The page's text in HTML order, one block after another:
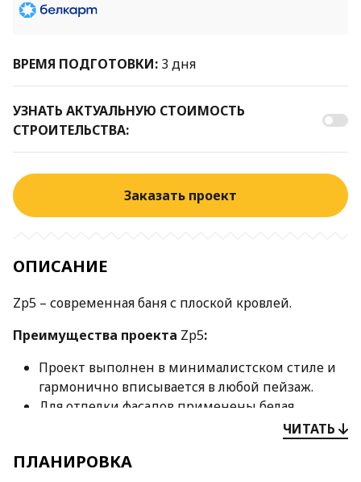
ВРЕМЯ ПОДГОТОВКИ: 3 дня
УЗНАТЬ АКТУАЛЬНУЮ СТОИМОСТЬ
СТРОИТЕЛЬСТВА:
Заказать проект
ОПИСАНИЕ
Zp5 – современная баня с плоской кровлей.
Преимущества проекта Zp5:
Проект выполнен в минималистском стиле и
гармонично вписывается в любой пейзаж.
Для отделки фасадов применены белая
Современный характер подчеркивает большая
площадь остекления.
ЧИТАТЬ
ПЛАНИРОВКА